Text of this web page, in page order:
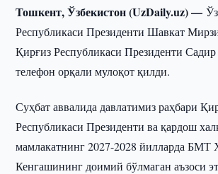
Тошкент, Ўзбекистон (UzDaily.uz) —
Республикаси Президенти Шавкат
Қирғиз Республикаси Президенти
телефон орқали мулоқот қилди.
Суҳбат аввалида давлатимиз раҳбари
Республикаси Президенти ва қардош
мамлакатнинг 2027-2028 йилларда БМТ
Кенгашининг доимий бўлмаган аъзоси